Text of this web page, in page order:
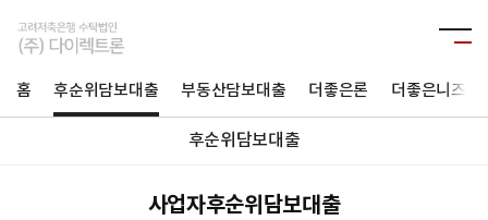
홈 후순위담보대출 부동산담보대출 더좋은론 더좋은니즈론
후순위담보대출
사업자후순위담보대출